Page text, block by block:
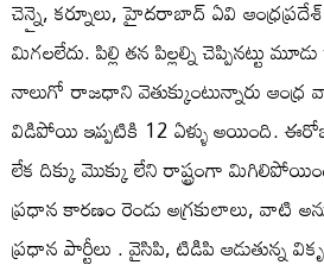
చెన్నై, కర్నూలు, హైదరాబాద్ ఏవి
మిగలలేదు. పిల్లి తన పిల్లల్ని చెప్పినట్టు
నాలుగో రాజధాని వెతుక్కుంటున్నారు ఆంధ్ర
విడిపోయి ఇప్పటికి 12 ఏళ్ళు అయింది.
లేక దిక్కు మొక్కు లేని రాష్ట్రంగా
ప్రధాన కారణం రెండు అగ్రకులాలు, వాటి
ప్రధాన పార్టీలు . వైసిపి, టిడిపి ఆడుతున్న